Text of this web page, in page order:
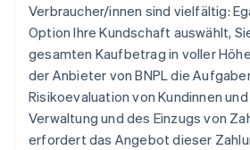
Verbraucher/innen sind vielfältig:
Option Ihre Kundschaft auswählt,
gesamten Kaufbetrag in voller
der Anbieter von BNPL die
Risikoevaluation von Kundinnen
Verwaltung und des Einzugs von
erfordert das Angebot dieser